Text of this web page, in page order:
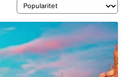
Sortering